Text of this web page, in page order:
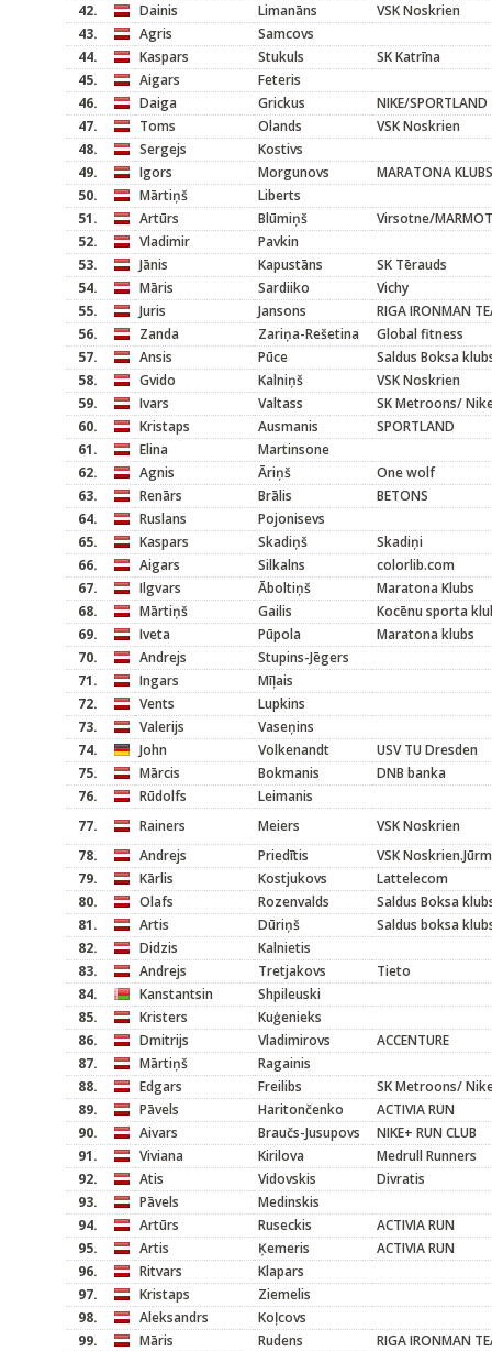
42.
Dainis Limanāns
VSK Noskrien
43.
Agris
Samcovs
44.
Kaspars Stukuls
SK Katrīna
45.
Aigars
Feteris
46.
Daiga Grickus
NIKE/SPORTLAND
47.
Toms Olands
VSK Noskrien
48.
Sergejs
Kostivs
49.
Igors Morgunovs
MARATONA KLUBS
50.
Mārtiņš
Liberts
51.
Artūrs Blūmiņš
Virsotne/MARMOT
52.
Vladimir
Pavkin
53.
Jānis Kapustāns
SK Tērauds
54.
Māris Sardiiko
Vichy
55.
Juris Jansons
RIGA IRONMAN
56.
Zanda Zariņa-Rešetina
Global fitness
57.
Ansis Pūce
Saldus Boksa
58.
Gvido Kalniņš
VSK Noskrien
59.
Ivars Valtass
SK Metroons/
60.
Kristaps Ausmanis
SPORTLAND
61.
Elina
Martinsone
62.
Agnis Āriņš
One wolf
63.
Renārs Brālis
BETONS
64.
Ruslans
Pojonisevs
65.
Kaspars Skadiņš
Skadiņi
66.
Aigars Silkalns
colorlib.com
67.
Ilgvars Āboltiņš
Maratona Klubs
68.
Mārtiņš Gailis
Kocēnu sporta
69.
Iveta Pūpola
Maratona klubs
70.
Andrejs
Stupins-Jēgers
71.
Ingars
Mīļais
72.
Vents
Lupkins
73.
Valerijs
Vaseņins
74.
John Volkenandt
USV TU Dresden
75.
Mārcis Bokmanis
DNB banka
76.
Rūdolfs
Leimanis
77.
Rainers Meiers
VSK Noskrien
78.
Andrejs Priedītis
VSK
79.
Kārlis Kostjukovs
Lattelecom
80.
Olafs Rozenvalds
Saldus Boksa
81.
Artis Dūriņš
Saldus boksa
82.
Didzis
Kalnietis
83.
Andrejs Tretjakovs
Tieto
84.
Kanstantsin
Shpileuski
85.
Kristers
Kuģenieks
86.
Dmitrijs Vladimirovs
ACCENTURE
87.
Mārtiņš
Ragainis
88.
Edgars Freilibs
SK Metroons/
89.
Pāvels Haritončenko
ACTIVIA RUN
90.
Aivars Braučs-Jusupovs
NIKE+ RUN CLUB
91.
Viviana Kirilova
Medrull Runners
92.
Atis Vidovskis
Divratis
93.
Pāvels
Medinskis
94.
Artūrs Ruseckis
ACTIVIA RUN
95.
Artis Ķemeris
ACTIVIA RUN
96.
Ritvars
Klapars
97.
Kristaps
Ziemelis
98.
Aleksandrs
Koļcovs
99.
Māris Rudens
RIGA IRONMAN